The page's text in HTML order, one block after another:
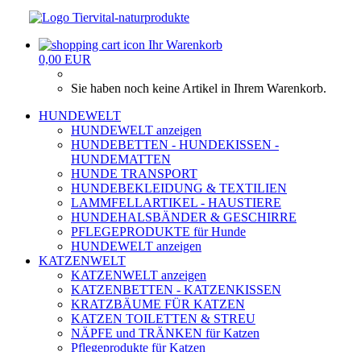
Ihr Warenkorb
0,00 EUR
Sie haben noch keine Artikel in Ihrem Warenkorb.
HUNDEWELT
HUNDEWELT anzeigen
HUNDEBETTEN - HUNDEKISSEN -
HUNDEMATTEN
HUNDE TRANSPORT
HUNDEBEKLEIDUNG & TEXTILIEN
LAMMFELLARTIKEL - HAUSTIERE
HUNDEHALSBÄNDER & GESCHIRRE
PFLEGEPRODUKTE für Hunde
HUNDEWELT anzeigen
KATZENWELT
KATZENWELT anzeigen
KATZENBETTEN - KATZENKISSEN
KRATZBÄUME FÜR KATZEN
KATZEN TOILETTEN & STREU
NÄPFE und TRÄNKEN für Katzen
Pflegeprodukte für Katzen